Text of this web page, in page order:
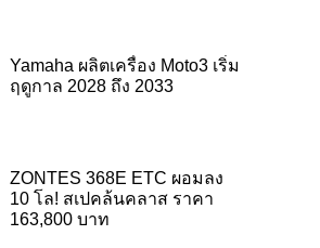
Yamaha ผลิตเครื่อง Moto3 เริ่ม
ฤดูกาล 2028 ถึง 2033
ZONTES 368E ETC ผอมลง
10 โล! สเปคล้นคลาส ราคา
163,800 บาท